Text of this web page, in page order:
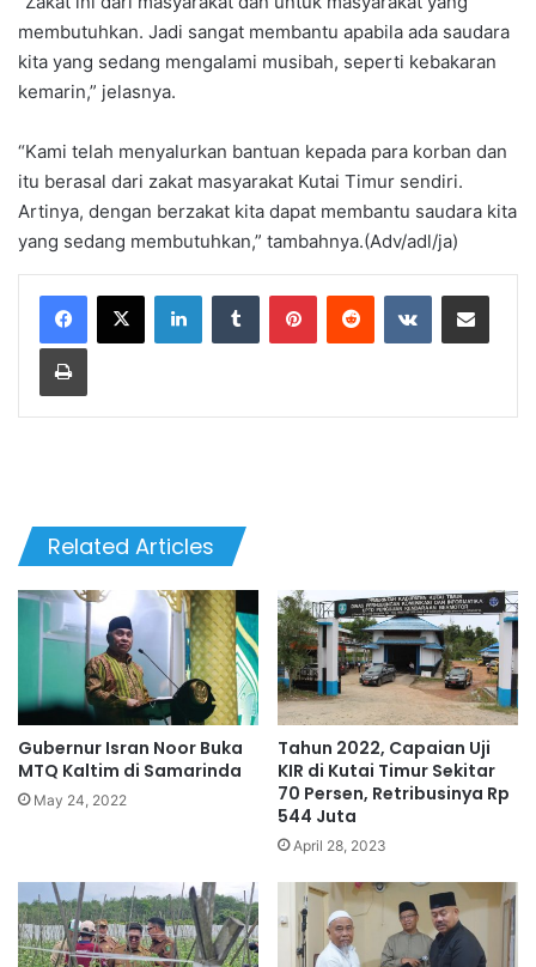
membutuhkan. Jadi sangat membantu apabila ada saudara
kita yang sedang mengalami musibah, seperti kebakaran
kemarin,” jelasnya.
“Kami telah menyalurkan bantuan kepada para korban dan
itu berasal dari zakat masyarakat Kutai Timur sendiri.
Artinya, dengan berzakat kita dapat membantu saudara kita
yang sedang membutuhkan,” tambahnya.(Adv/adl/ja)
LinkedInTumblr PinterestReddit VKontakteShare via Email
Print
Related Articles
Gubernur Isran Noor Buka
MTQ Kaltim di Samarinda
May 24, 2022
Tahun 2022, Capaian Uji
KIR di Kutai Timur Sekitar
70 Persen, Retribusinya Rp
544 Juta
April 28, 2023